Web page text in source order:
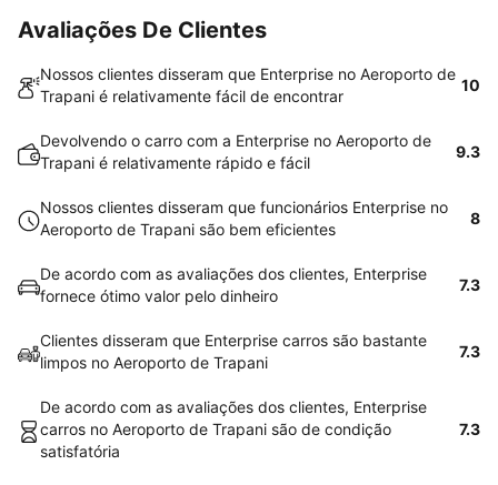
Avaliações De Clientes
Nossos clientes disseram que Enterprise no Aeroporto de
Trapani é relativamente fácil de encontrar
10
Devolvendo o carro com a Enterprise no Aeroporto de
Trapani é relativamente rápido e fácil
9.3
Nossos clientes disseram que funcionários Enterprise no
Aeroporto de Trapani são bem eficientes
8
De acordo com as avaliações dos clientes, Enterprise
fornece ótimo valor pelo dinheiro
7.3
Clientes disseram que Enterprise carros são bastante
limpos no Aeroporto de Trapani
7.3
De acordo com as avaliações dos clientes, Enterprise
carros no Aeroporto de Trapani são de condição
satisfatória
7.3